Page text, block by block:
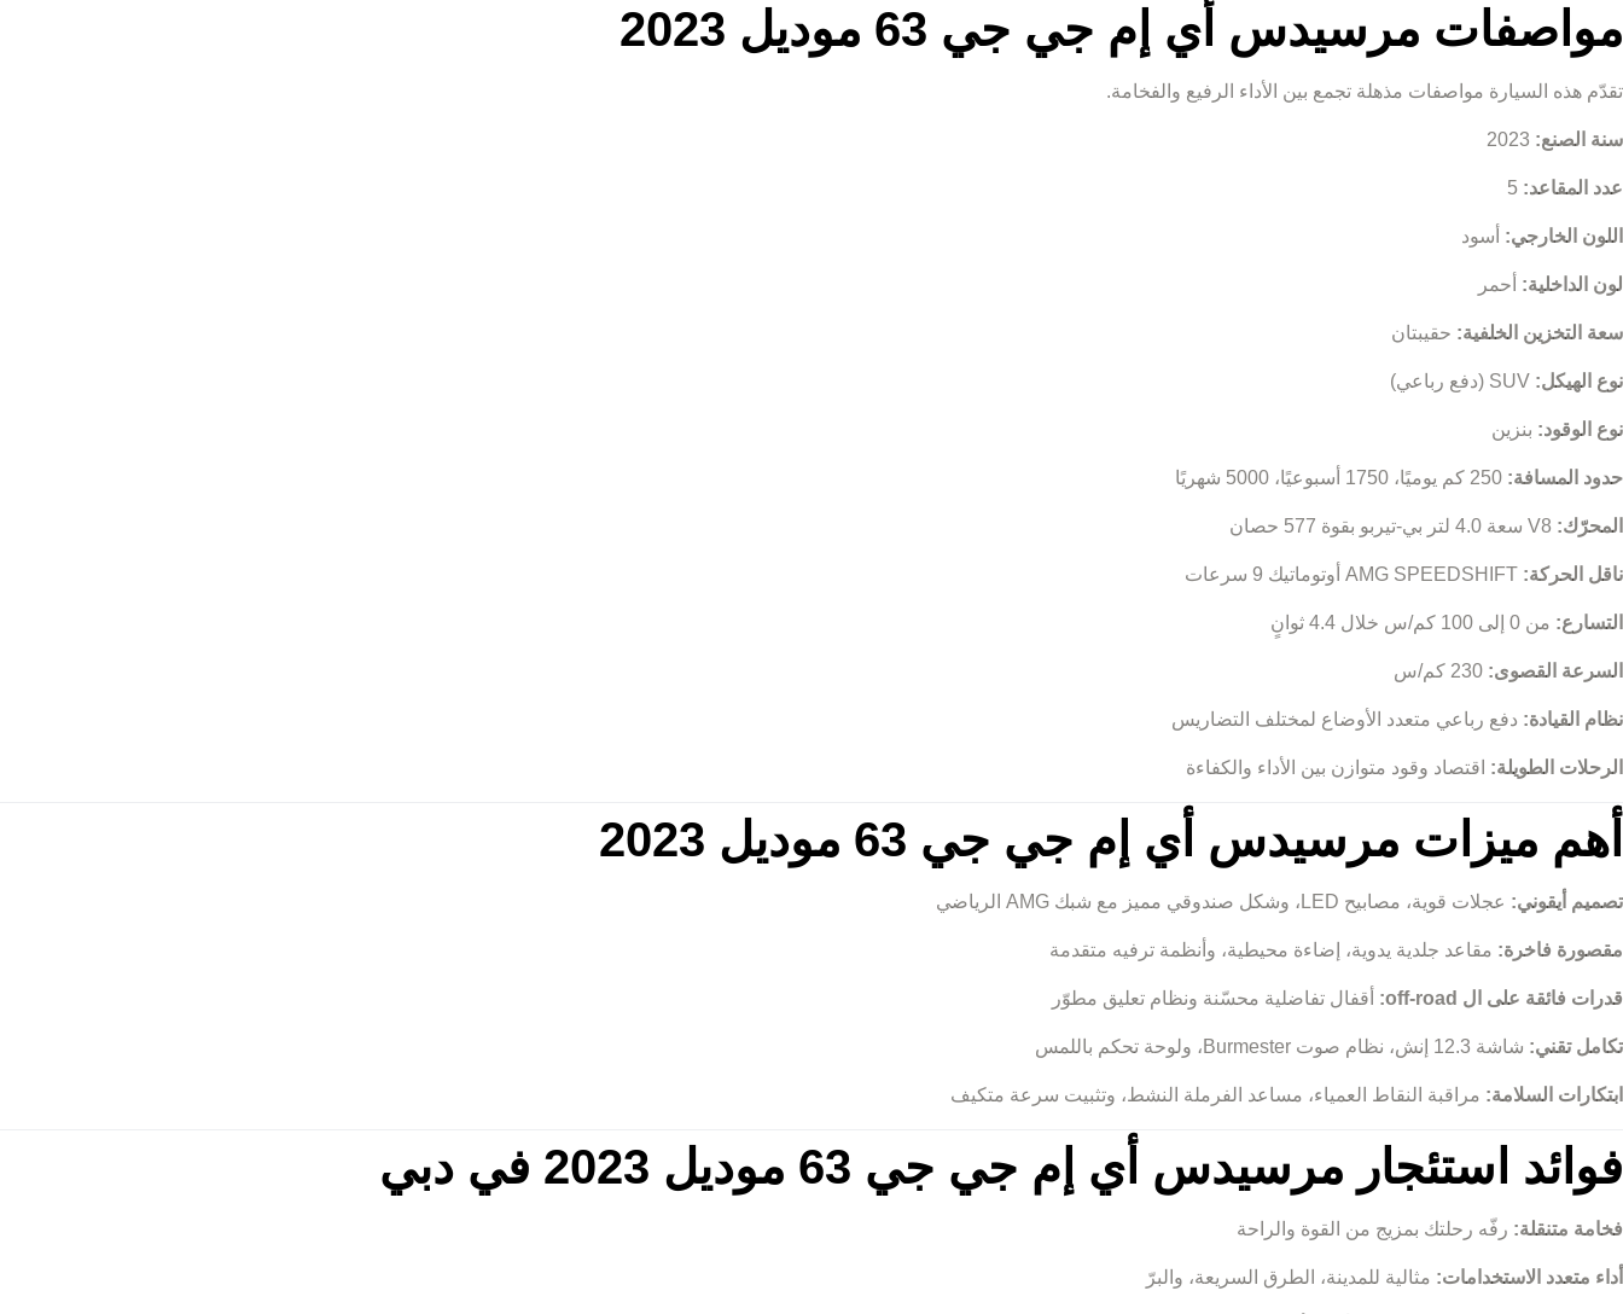
مواصفات مرسيدس أي إم جي جي 63 موديل 2023
تقدّم هذه السيارة مواصفات مذهلة تجمع بين الأداء الرفيع والفخامة.
سنة الصنع:
عدد المقاعد:
اللون الخارجي: أسود
لون الداخلية: أحمر
سعة التخزين الخلفية: حقيبتان
نوع الهيكل:
نوع الوقود: بنزين
حدود المسافة:
المحرّك:
ناقل الحركة:
التسارع: من 0 إلى 100 كم/س خلال 4.4 ثوانٍ
السرعة القصوى:
نظام القيادة: دفع رباعي متعدد الأوضاع لمختلف التضاريس
الرحلات الطويلة: اقتصاد وقود متوازن بين الأداء والكفاءة
أهم ميزات مرسيدس أي إم جي جي 63 موديل 2023
تصميم أيقوني: عجلات قوية، مصابيح LED، وشكل صندوقي مميز مع شبك AMG الرياضي
مقصورة فاخرة: مقاعد جلدية يدوية، إضاءة محيطية، وأنظمة ترفيه متقدمة
قدرات فائقة على ال off-road: أقفال تفاضلية محسّنة ونظام تعليق مطوّر
تكامل تقني: شاشة 12.3 إنش، نظام صوت Burmester، ولوحة تحكم باللمس
ابتكارات السلامة: مراقبة النقاط العمياء، مساعد الفرملة النشط، وتثبيت سرعة متكيف
فوائد استئجار مرسيدس أي إم جي جي 63 موديل 2023 في دبي
فخامة متنقلة: رفّه رحلتك بمزيج من القوة والراحة
أداء متعدد الاستخدامات: مثالية للمدينة، الطرق السريعة، والبرّ